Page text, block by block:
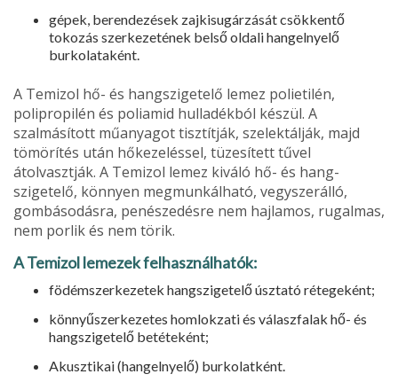
gépek, berendezések zajkisugárzá­sát csökkentő
tokozás szerkezetének belső oldali hangelnyelő
burkolata­ként.
A Temizol hő- és hangszigetelő le­mez polietilén,
polipropilén és poliamid hulladékból készül. A
szalmásított műanyagot tisztítják, szelektálják, majd
tömörítés után hőkezeléssel, tüzesített tűvel
átolvasztják. A Temizol lemez kiváló hő- és hang­
szigetelő, könnyen megmunkálható, vegyszerálló,
gombásodásra, penésze­désre nem hajlamos, rugalmas,
nem porlik és nem törik.
A Temizol lemezek felhasználhatók:
födémszerkezetek hangszigetelő úsz­tató rétegeként;
könnyűszerkezetes homlokzati és vá­laszfalak hő- és
hangszigetelő betéte­ként;
Akusztikai (hangelnyelő) burkolat­ként.